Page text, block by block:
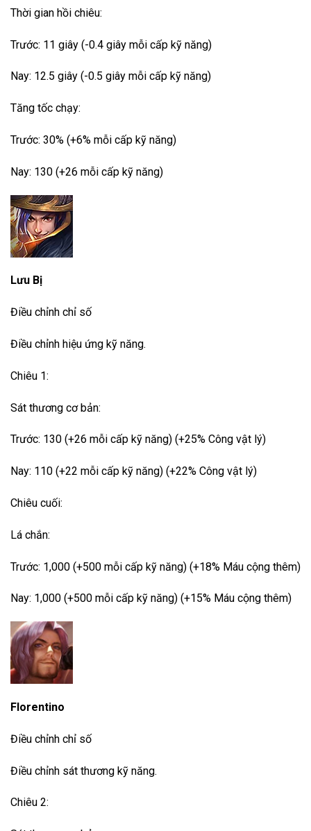
Thời gian hồi chiêu:
Trước: 11 giây (-0.4 giây mỗi cấp kỹ năng)
Nay: 12.5 giây (-0.5 giây mỗi cấp kỹ năng)
Tăng tốc chạy:
Trước: 30% (+6% mỗi cấp kỹ năng)
Nay: 130 (+26 mỗi cấp kỹ năng)
Lưu Bị
Điều chỉnh chỉ số
Điều chỉnh hiệu ứng kỹ năng.
Chiêu 1:
Sát thương cơ bản:
Trước: 130 (+26 mỗi cấp kỹ năng) (+25% Công vật lý)
Nay: 110 (+22 mỗi cấp kỹ năng) (+22% Công vật lý)
Chiêu cuối:
Lá chắn:
Trước: 1,000 (+500 mỗi cấp kỹ năng) (+18% Máu cộng thêm)
Nay: 1,000 (+500 mỗi cấp kỹ năng) (+15% Máu cộng thêm)
Florentino
Điều chỉnh chỉ số
Điều chỉnh sát thương kỹ năng.
Chiêu 2: